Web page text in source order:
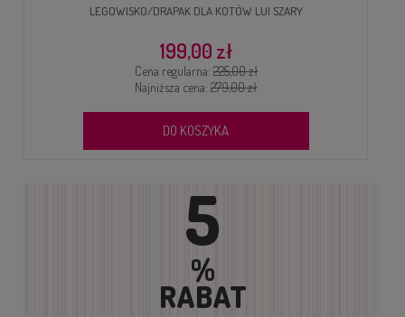
LEGOWISKO/DRAPAK DLA KOTÓW LUI SZARY
199,00 zł
Cena regularna:225,00 zł
Najniższa cena: 279,00 zł
DO KOSZYKA
5
%
RABAT